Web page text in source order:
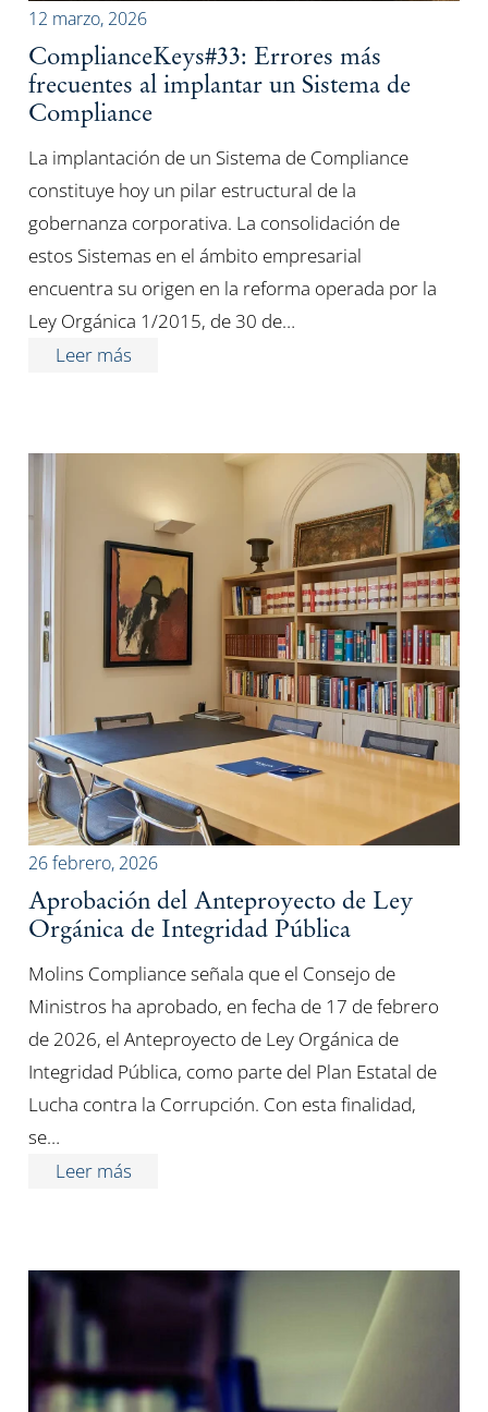
12 marzo, 2026
ComplianceKeys#33: Errores más
frecuentes al implantar un Sistema de
Compliance
La implantación de un Sistema de Compliance
constituye hoy un pilar estructural de la
gobernanza corporativa. La consolidación de
estos Sistemas en el ámbito empresarial
encuentra su origen en la reforma operada por la
Ley Orgánica 1/2015, de 30 de…
Leer más
26 febrero, 2026
Aprobación del Anteproyecto de Ley
Orgánica de Integridad Pública
Molins Compliance señala que el Consejo de
Ministros ha aprobado, en fecha de 17 de febrero
de 2026, el Anteproyecto de Ley Orgánica de
Integridad Pública, como parte del Plan Estatal de
Lucha contra la Corrupción. Con esta finalidad,
se…
Leer más